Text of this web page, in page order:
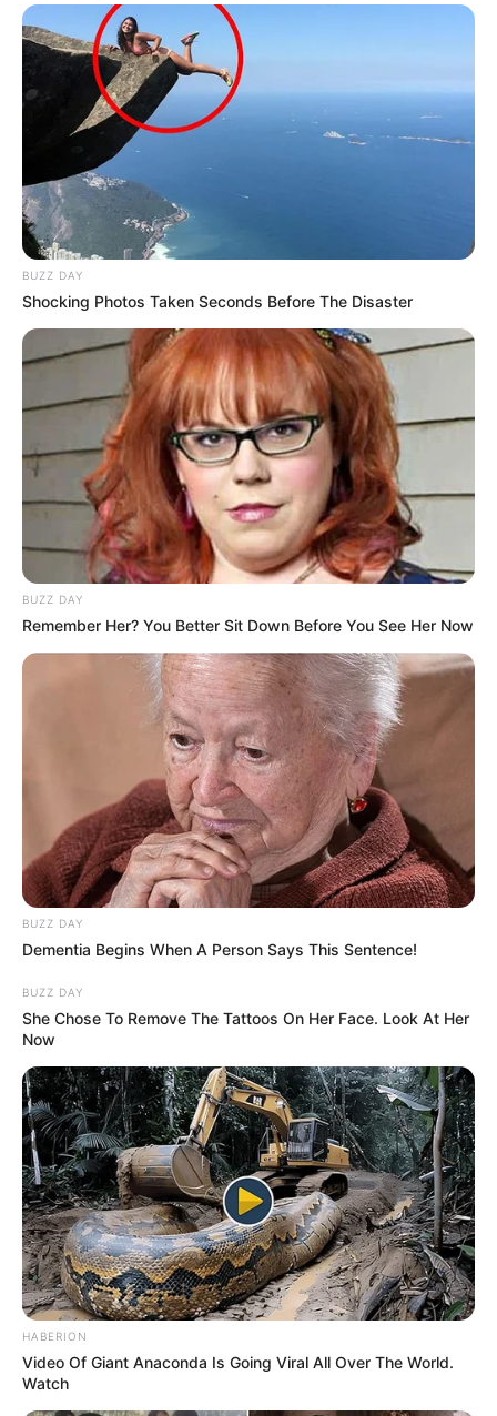
ΤΑΥΤΟΤΗΤΑ ΚΑΙ ΕΠΙΚΟΙΝΩΝΙΑ ΟΡΟΙ ΧΡΗΣΗΣ
© 2025 EVIANEWS του Γιώργου Κουτσελίνη
BUZZ DAY
Shocking Photos Taken Seconds Before The Disaster
BUZZ DAY
Remember Her? You Better Sit Down Before You See Her Now
BUZZ DAY
Dementia Begins When A Person Says This Sentence!
BUZZ DAY
She Chose To Remove The Tattoos On Her Face. Look At Her
Now
HABERION
Video Of Giant Anaconda Is Going Viral All Over The World.
Watch